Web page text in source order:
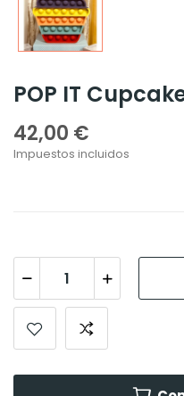
POP IT
42,00 €
Impuestos incluidos